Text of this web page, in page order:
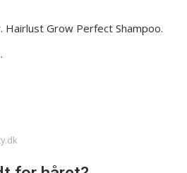
Grow Perfect Shampoo.